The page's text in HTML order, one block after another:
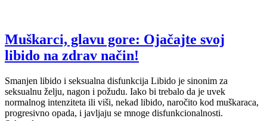
Muškarci, glavu gore: Ojačajte svoj
libido na zdrav način!
Smanjen libido i seksualna disfunkcija Libido je sinonim za
seksualnu želju, nagon i požudu. Iako bi trebalo da je uvek
normalnog intenziteta ili viši, nekad libido, naročito kod muškaraca,
progresivno opada, i javljaju se mnoge disfunkcionalnosti.